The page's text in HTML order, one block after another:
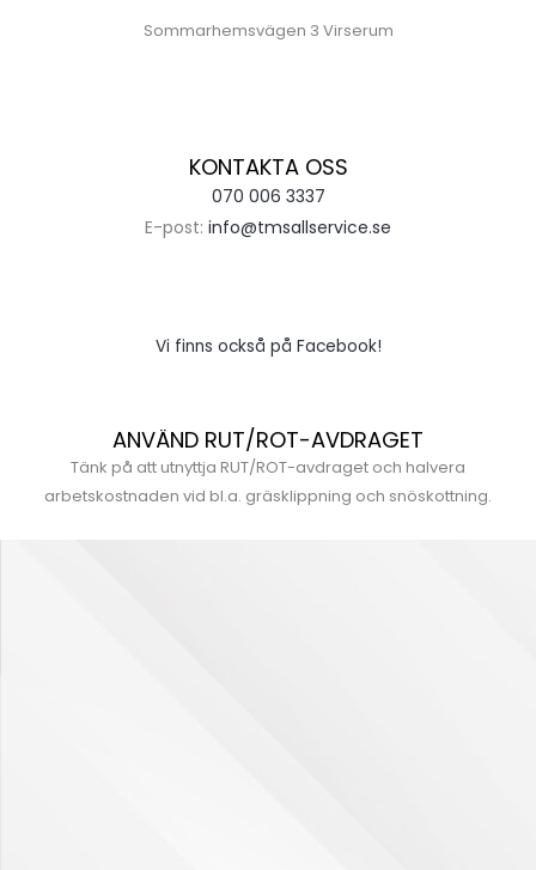
Sommarhemsvägen 3 Virserum
KONTAKTA OSS
070 006 3337
E-post: info@tmsallservice.se
Vi finns också på Facebook!
ANVÄND RUT/ROT-AVDRAGET
Tänk på att utnyttja RUT/ROT-avdraget och halvera
arbetskostnaden vid bl.a. gräsklippning och snöskottning.